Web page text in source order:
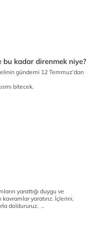
bu kadar direnmek niye?
gündemi 12 Temmuz’dan
bitecek.
yarattığı duygu ve
yaratırız. İçlerini,
doldururuz. ..